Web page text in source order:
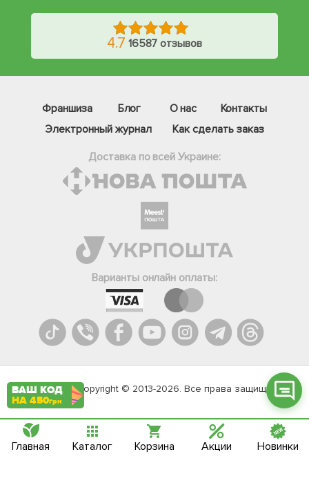
4.7 16587 отзывов
Франшиза Блог О нас
Контакты
Электронный журнал
Как сделать заказ
Доставка по всей Украине:
Варианты онлайн оплаты:
Agromarket.Copyright © 2013-2026. Все права защищены
Телеграм
Вайбер
Онлайн чат
ВАШ КОД
НА 450грн
Главная Каталог Корзина Акции Новинки